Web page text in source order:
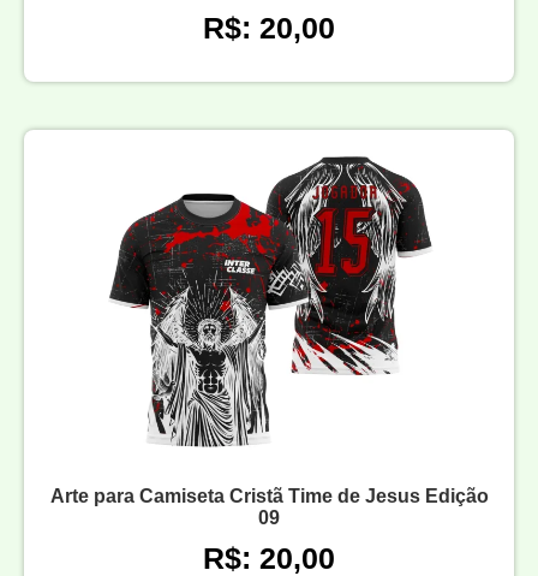
R$: 20,00
Arte para Camiseta Cristã Time de Jesus Edição
09
R$: 20,00